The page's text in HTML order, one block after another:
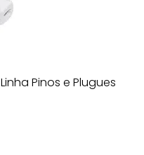
Linha Pinos e Plugues